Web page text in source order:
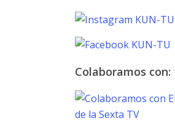
Colaboramos con: